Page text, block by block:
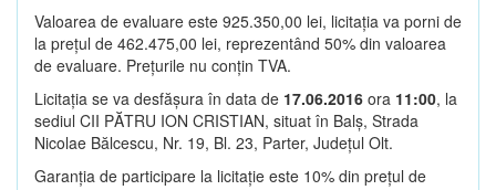
Valoarea de evaluare este 925.350,00 lei, licitația va porni de
la prețul de 462.475,00 lei, reprezentând 50% din valoarea
de evaluare. Prețurile nu conțin TVA.
Licitația se va desfășura în data de 17.06.2016 ora 11:00, la
sediul CII PĂTRU ION CRISTIAN, situat în Balș, Strada
Nicolae Bălcescu, Nr. 19, Bl. 23, Parter, Județul Olt.
Garanția de participare la licitație este 10% din prețul de